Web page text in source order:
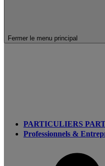
Fermer le menu principal
PARTICULIERS
Professionnels &